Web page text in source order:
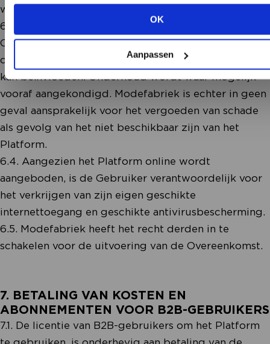
OK
Aanpassen
BEKIJK ALLE OPTIES
welke wijzigingen zij al dan niet doorvoert.
6.3. Modefabriek onderhoudt het Platform actief.
Onderhoud kan op elk moment plaatsvinden, ook als
dit de beschikbaarheid van het Platform negatief
kan beïnvloeden. Onderhoud wordt waar mogelijk
vooraf aangekondigd. Modefabriek is echter in geen
geval aansprakelijk voor het vergoeden van schade
als gevolg van het niet beschikbaar zijn van het
Platform.
6.4. Aangezien het Platform online wordt
aangeboden, is de Gebruiker verantwoordelijk voor
het verkrijgen van zijn eigen geschikte
internettoegang en geschikte antivirusbescherming.
6.5. Modefabriek heeft het recht derden in te
schakelen voor de uitvoering van de Overeenkomst.
7. BETALING VAN KOSTEN EN
ABONNEMENTEN VOOR B2B-GEBRUIKERS
7.1. De licentie van B2B-gebruikers om het Platform